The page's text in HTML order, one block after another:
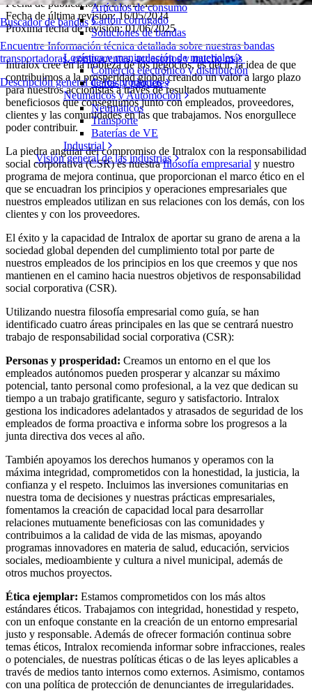
Buscador de bandas
Encuentre Información técnica detallada sobre nuestras bandas
transportadoras, componentes, accesorios y mucho más
Descripción general de los productos
Artículos de consumo
Cartón corrugado
Soluciones de bandas
Logística y manipulación de materiales
Comercio electrónico y distribución
Cartas y paquetes
Neumáticos y Automoción
Neumáticos
Transporte
Baterías de VE
Industrial
Visión general de las industrias
Fecha de publicación: 01/10/2019
Fecha de última revisión: 16/05/2024
Próxima fecha de revisión: 01/06/2025
Intralox cree en la nobleza de los negocios, es decir, la idea de que
contribuimos a la prosperidad global creando un valor a largo plazo
para nuestros accionistas a través de resultados mutuamente
beneficiosos que conseguimos junto con empleados, proveedores,
clientes y las comunidades en las que trabajamos. Nos enorgullece
poder contribuir.
La piedra angular del compromiso de Intralox con la responsabilidad
social corporativa (CSR) es nuestrafilosofía empresarial y nuestro
programa de mejora continua, que proporcionan el marco ético en el
que se encuadran los principios y operaciones empresariales que
nuestros empleados utilizan en sus relaciones con los demás, con los
clientes y con los proveedores.
El éxito y la capacidad de Intralox de aportar su grano de arena a la
sociedad global dependen del cumplimiento total por parte de
nuestros empleados de los principios en los que creemos y que nos
mantienen en el camino hacia nuestros objetivos de responsabilidad
social corporativa (CSR).
Utilizando nuestra filosofía empresarial como guía, se han
identificado cuatro áreas principales en las que se centrará nuestro
trabajo de responsabilidad social corporativa (CSR):
Personas y prosperidad: Creamos un entorno en el que los
empleados autónomos pueden prosperar y alcanzar su máximo
potencial, tanto personal como profesional, a la vez que dedican su
tiempo a un trabajo gratificante, seguro y satisfactorio. Intralox
gestiona los indicadores adelantados y atrasados de seguridad de los
empleados de forma proactiva e informa sobre los progresos a la
junta directiva dos veces al año.
También apoyamos los derechos humanos y operamos con la
máxima integridad, comprometidos con la honestidad, la justicia, la
confianza y el respeto. Incluimos las inversiones comunitarias en
nuestra toma de decisiones y nuestras prácticas empresariales,
fomentamos la creación de capacidad local para desarrollar
relaciones mutuamente beneficiosas con las comunidades y
contribuimos a la calidad de vida de las mismas, apoyando
programas innovadores en materia de salud, educación, servicios
sociales, medioambiente y cultura a nivel municipal, además de
otros muchos proyectos.
Ética ejemplar: Estamos comprometidos con los más altos
estándares éticos. Trabajamos con integridad, honestidad y respeto,
con un enfoque constante en la creación de un entorno empresarial
justo y responsable. Además de ofrecer formación continua sobre
temas éticos, Intralox recomienda informar sobre infracciones, reales
o potenciales, de nuestras políticas éticas o de las leyes aplicables a
través de medios tanto internos como externos. Asimismo, contamos
con una política de protección de denunciantes de irregularidades.